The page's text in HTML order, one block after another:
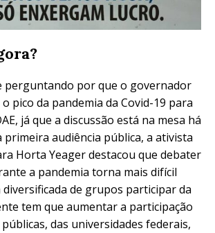
perguntando por que o governador
pico da pandemia da Covid-19 para
já que a discussão está na mesa há
primeira audiência pública, a ativista
Horta Yeager destacou que debater
a pandemia torna mais difícil
de grupos participar da
tem que aumentar a participação
das universidades federais,